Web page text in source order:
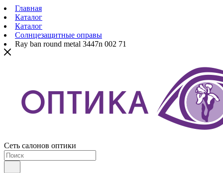
Главная
Каталог
Каталог
Солнцезащитные оправы
Ray ban round metal 3447n 002 71
Сеть салонов оптики